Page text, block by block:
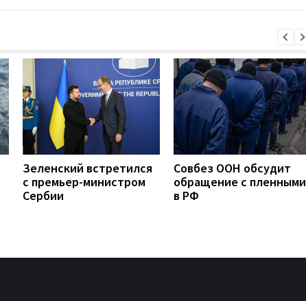
Зеленский встретился
с премьер-министром
Сербии
Совбез ООН обсудит
обращение с пленными
в РФ